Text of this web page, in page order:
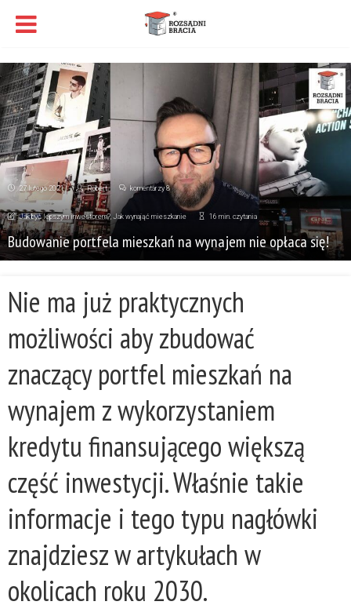
27 lutego 2021 Robert komentarzy 8
Jak być lepszym inwestorem?, Jak wynająć mieszkanie 16 min. czytania
Budowanie portfela mieszkań na wynajem nie opłaca się!
Nie ma już praktycznych
możliwości aby zbudować
znaczący portfel mieszkań na
wynajem z wykorzystaniem
kredytu finansującego większą
część inwestycji. Właśnie takie
informacje i tego typu nagłówki
znajdziesz w artykułach w
okolicach roku 2030.